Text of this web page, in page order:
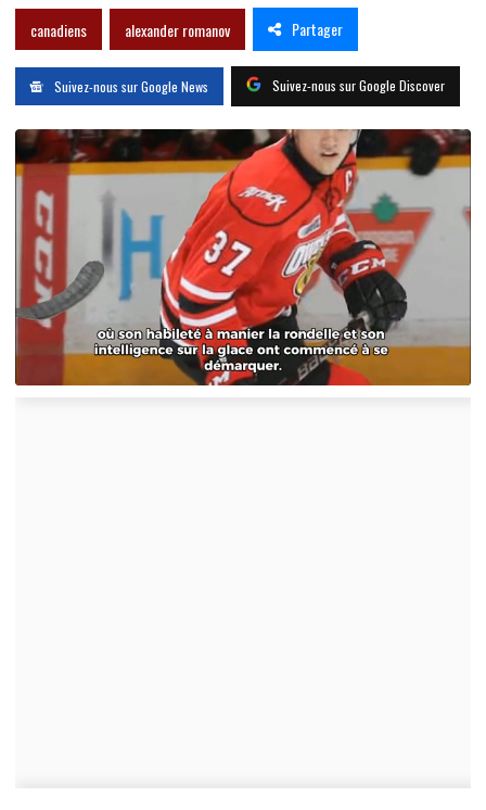
canadiens alexander romanov Partager
Suivez-nous sur Google News Suivez-nous sur Google Discover